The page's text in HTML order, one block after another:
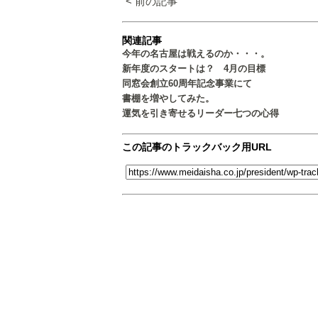
関連記事
今年の名古屋は戦えるのか・・・。
新年度のスタートは？ 4月の目標
同窓会創立60周年記念事業にて
書棚を増やしてみた。
運気を引き寄せるリーダー七つの心得
この記事のトラックバック用URL